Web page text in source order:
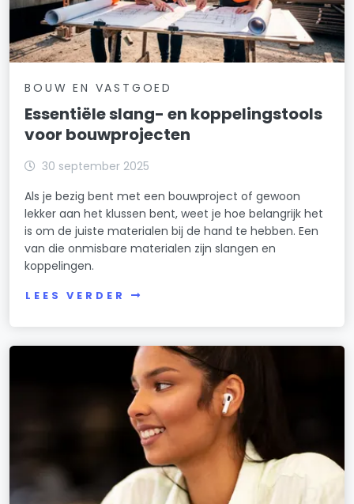
BOUW EN VASTGOED
Essentiële slang- en koppelingstools
voor bouwprojecten
30 september 2025
Als je bezig bent met een bouwproject of gewoon
lekker aan het klussen bent, weet je hoe belangrijk het
is om de juiste materialen bij de hand te hebben. Een
van die onmisbare materialen zijn slangen en
koppelingen.
LEES VERDER